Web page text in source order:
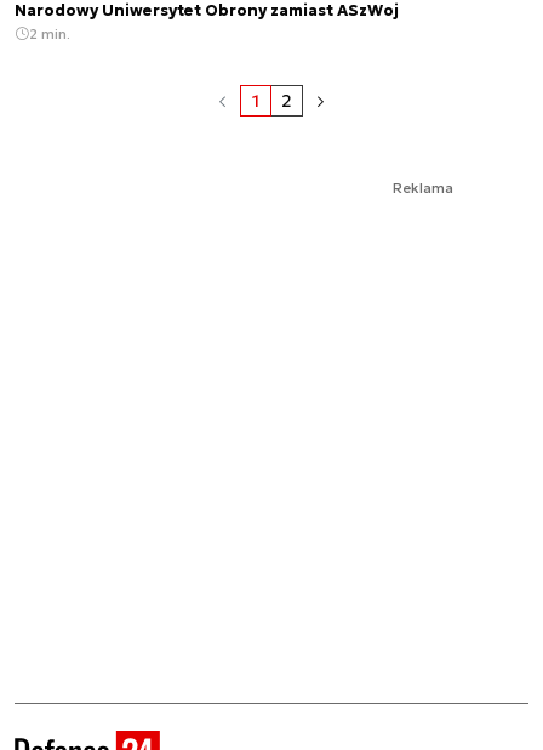
Narodowy Uniwersytet Obrony zamiast ASzWoj
2 min.
1 2
Reklama